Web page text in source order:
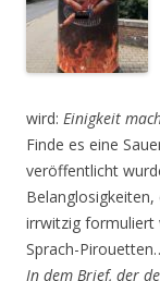
wird: Einigkeit
Finde es eine
veröffentlicht
Belanglosigkeiten,
irrwitzig formuliert
Sprach-
In dem Brief, der